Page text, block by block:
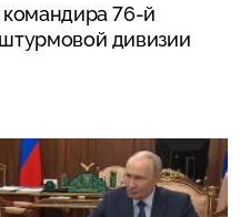
76-й
дивизии